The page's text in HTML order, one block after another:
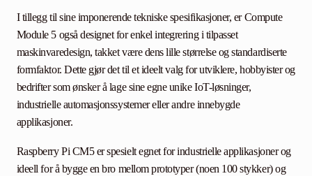
I tillegg til sine imponerende tekniske spesifikasjoner, er Compute
Module 5 også designet for enkel integrering i tilpasset
maskinvaredesign, takket være dens lille størrelse og standardiserte
formfaktor. Dette gjør det til et ideelt valg for utviklere, hobbyister og
bedrifter som ønsker å lage sine egne unike IoT-løsninger,
industrielle automasjonssystemer eller andre innebygde
applikasjoner.
Raspberry Pi CM5 er spesielt egnet for industrielle applikasjoner og
ideell for å bygge en bro mellom prototyper (noen 100 stykker) og